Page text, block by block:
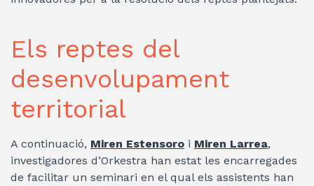
Els reptes del
desenvolupament
territorial
A continuació, Miren Estensoro i Miren Larrea,
investigadores d’Orkestra han estat les encarregades
de facilitar un seminari en el qual els assistents han